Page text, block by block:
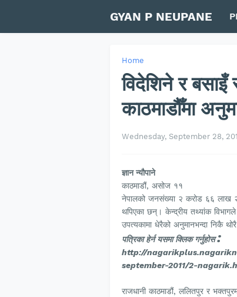
GYAN P NEUPANE
Home
विदेशिने र बसाइँ
काठमाडौँमा
Wednesday, September 28,
ज्ञान न्यौपाने
काठमाडौं, असोज ११
नेपालको जनसंख्या २ करोड ६६ लाख
थपिएका छन्। केन्द्रीय तथ्यांक
उपत्यकामा धेरैको अनुमानभन्दा निकै
पत्रिका हेर्न यसमा क्लिक गर्नुहोस:
http://
september-2011/2-
राजधानी काठमाडौं, ललितपुर र